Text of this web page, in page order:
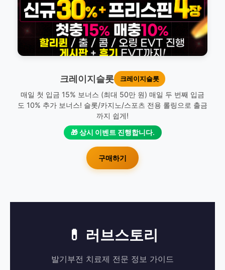
크레이지슬롯 크레이지슬롯
매일 첫 입금 15% 보너스 (최대 50만 원) 매일 두 번째 입금
도 10% 추가 보너스! 슬롯/카지노/스포츠 전용 롤링으로 출금
까지 쉽게!
🎁 상시 이벤트 진행합니다.
구매하기
💊 러브스토리
발기부전 치료제 전문 정보 가이드